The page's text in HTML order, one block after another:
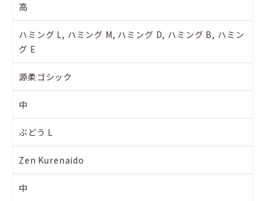
高
ハミング L, ハミング M, ハミング D, ハミング B, ハミン
グ E
源柔ゴシック
中
ぶどう L
Zen Kurenaido
中